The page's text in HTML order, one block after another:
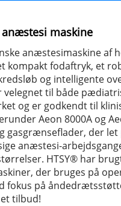
maskine
anæstesimaskine af
kompakt fodaftryk, et
og intelligente
velegnet til både
og er godkendt til
Aeon 8000A og
gasgrænseflader, der let
anæstesi-
HTSY® har
der bruges på
fokus på
tilbud!